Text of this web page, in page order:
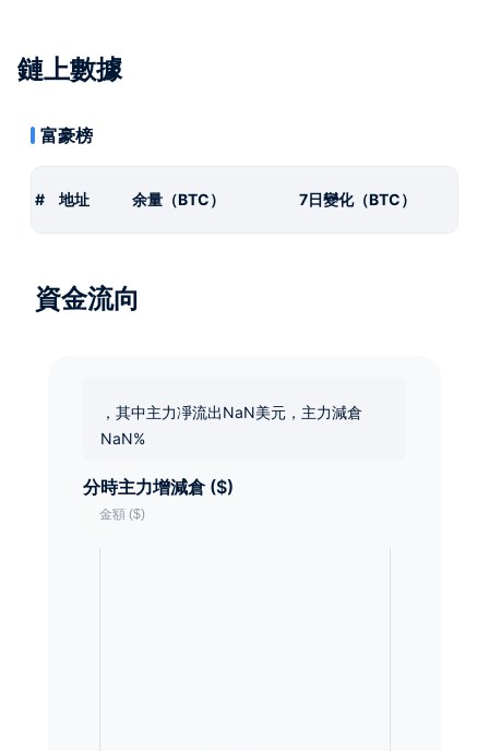
鏈上數據
富豪榜
# 地址 余量（BTC） 7日變化（BTC）
資金流向
，其中主力凈流出NaN美元，主力減倉
NaN%
分時主力增減倉 ($)